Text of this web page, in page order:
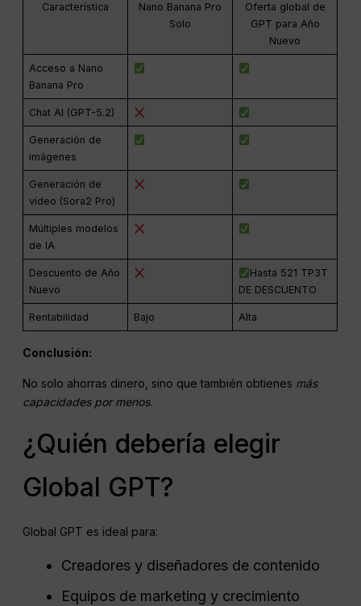
Característica
Nano Banana Pro
Solo
Oferta global de
GPT para Año
Nuevo
Acceso a Nano
Banana Pro
Chat AI (GPT-5.2)
Generación de
imágenes
Generación de
vídeo (Sora2 Pro)
Múltiples modelos
de IA
Descuento de Año
Nuevo
Hasta 521 TP3T
DE DESCUENTO
Rentabilidad Bajo Alta
Conclusión:
No solo ahorras dinero, sino que también obtienes más
capacidades por menos.
¿Quién debería elegir
Global GPT?
Global GPT es ideal para:
Creadores y diseñadores de contenido
Equipos de marketing y crecimiento